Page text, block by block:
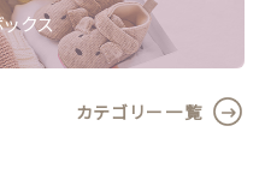
クス
カテゴリー一覧